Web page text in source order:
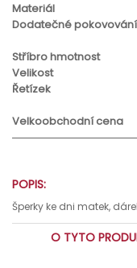
Materiál
Dodatečné pokovování
Stříbro hmotnost
Velikost
Řetízek
Velkoobchodní cena
POPIS:
Šperky ke dni matek,
O TYTO